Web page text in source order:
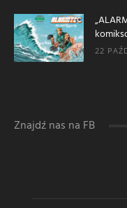
22
Znajdź nas na FB